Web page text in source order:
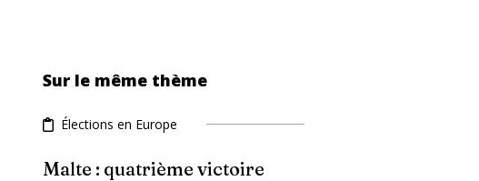
Sur le même thème
Élections en Europe
Malte : quatrième victoire